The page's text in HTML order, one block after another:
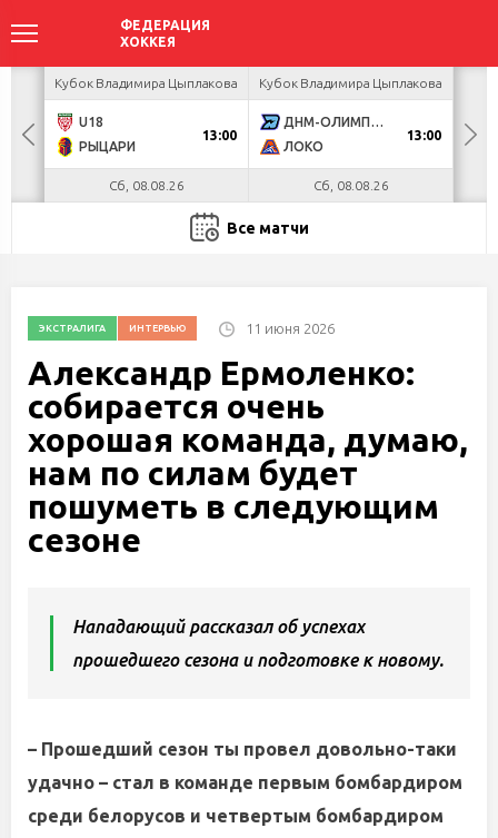
Кубок Владимира Цыплакова
U18
РЫЦАРИ
13:00
Сб, 08.08.26
Кубок Владимира Цыплакова
ДНМ-ОЛИМПИК
ЛОКО
13:00
Сб, 08.08.26
Все матчи
ЭКСТРАЛИГА ИНТЕРВЬЮ 11 июня 2026
Александр Ермоленко:
собирается очень
хорошая команда, думаю,
нам по силам будет
пошуметь в следующим
сезоне
Нападающий рассказал об успехах
прошедшего сезона и подготовке к новому.
– Прошедший сезон ты провел довольно-таки
удачно – стал в команде первым бомбардиром
среди белорусов и четвертым бомбардиром